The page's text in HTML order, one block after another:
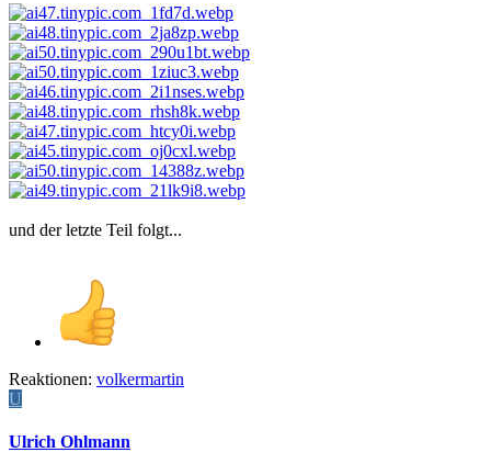
und der letzte Teil folgt...
Reaktionen: volkermartin
U
Ulrich Ohlmann